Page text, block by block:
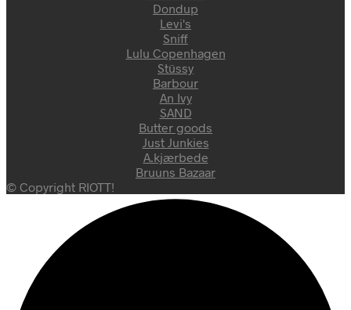
Dondup
Levi's
Sniff
Lulu Copenhagen
Stüssy
Barbour
An Ivy
SAND
Butter goods
Just Junkies
A.kjærbede
Bruuns Bazaar
© Copyright RIOTT!